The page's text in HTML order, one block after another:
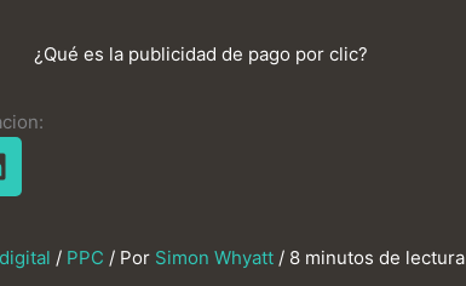
¿Qué es la publicidad de pago por clic?
/ PPC / Por Simon Whyatt / 8 minutos de lectura